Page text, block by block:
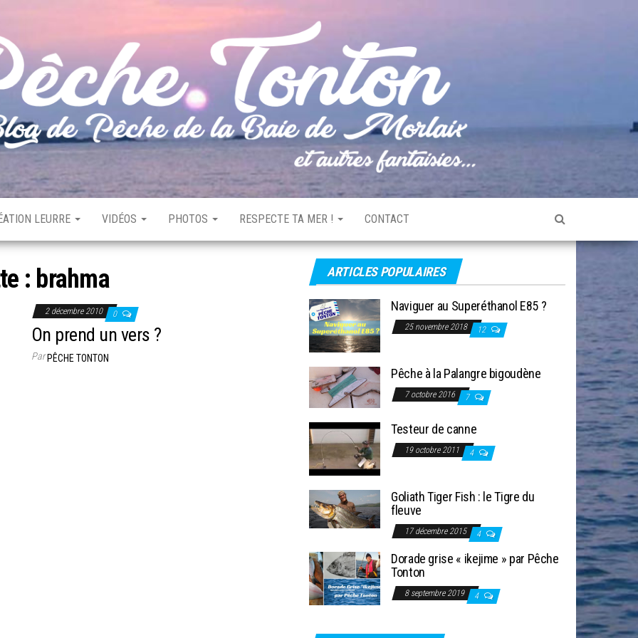
LEURRE VIDÉOS PHOTOS RESPECTE TA MER ! CONTACT
: brahma
2 décembre 2010 0
On prend un vers ?
ParPÊCHE TONTON
ARTICLES POPULAIRES
Naviguer au Superéthanol E85 ?
25 novembre 2018 12
Pêche à la Palangre bigoudène
7 octobre 2016 7
Testeur de canne
19 octobre 2011 4
Goliath Tiger Fish : le Tigre du
fleuve
17 décembre 2015 4
Dorade grise « ikejime » par Pêche
Tonton
8 septembre 2019 4